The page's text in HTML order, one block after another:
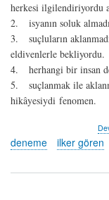
herkesi ilgilendiriyordu
2. isyanın soluk
3. suçluların
eldivenlerle bekliyordu.
4. herhangi bir insan
5. suçlanmak ile
hikâyesiydi fenomen.
-
deneme ilker gören